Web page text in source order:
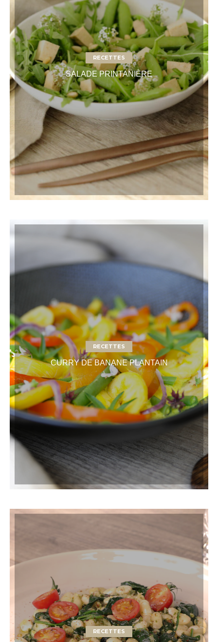
RECETTES
SALADE PRINTANIÈRE
RECETTES
CURRY DE BANANE PLANTAIN
RECETTES